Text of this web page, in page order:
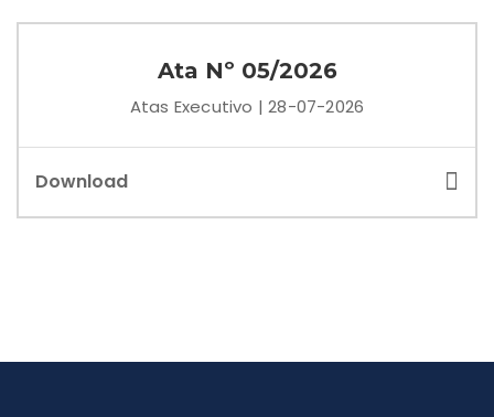
Ata Nº 05/2026
Atas Executivo | 28-07-2026
Download